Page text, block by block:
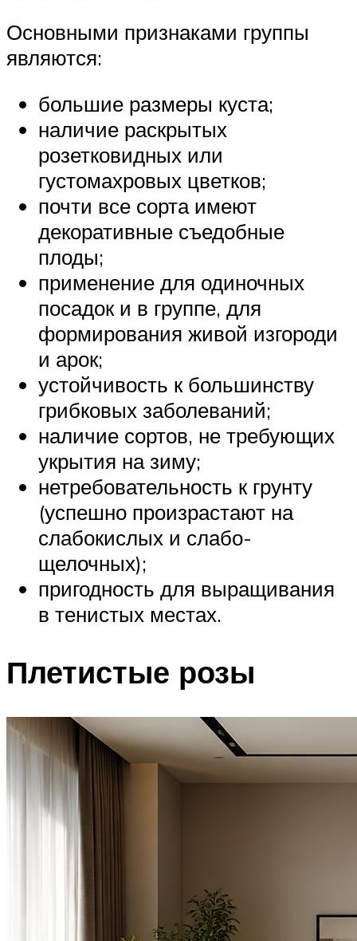
Основными признаками группы
являются:
большие размеры куста;
наличие раскрытых
розетковидных или
густомахровых цветков;
почти все сорта имеют
декоративные съедобные
плоды;
применение для одиночных
посадок и в группе, для
формирования живой изгороди
и арок;
устойчивость к большинству
грибковых заболеваний;
наличие сортов, не требующих
укрытия на зиму;
нетребовательность к грунту
(успешно произрастают на
слабокислых и слабо-
щелочных);
пригодность для выращивания
в тенистых местах.
Плетистые розы